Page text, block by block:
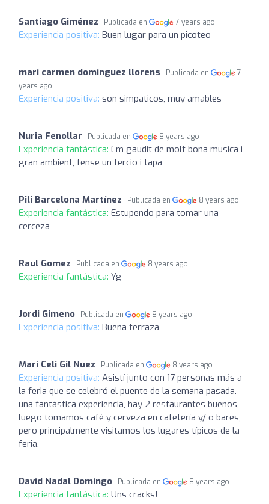
Santiago Giménez Publicada en 7 years ago
Experiencia positiva: Buen lugar para un picoteo
mari carmen dominguez llorens Publicada en
7
years ago
Experiencia positiva: son simpaticos, muy amables
Nuria Fenollar Publicada en 8 years ago
Experiencia fantástica: Em gaudit de molt bona musica i
gran ambient, fense un tercio i tapa
Pili Barcelona Martínez Publicada en 8 years ago
Experiencia fantástica: Estupendo para tomar una
cerceza
Raul Gomez Publicada en 8 years ago
Experiencia fantástica: Yg
Jordi Gimeno Publicada en 8 years ago
Experiencia positiva: Buena terraza
Mari Celi Gil Nuez Publicada en 8 years ago
Experiencia positiva: Asistí junto con 17 personas más a
la feria que se celebró el puente de la semana pasada.
una fantástica experiencia, hay 2 restaurantes buenos,
luego tomamos café y cerveza en cafetería y/ o bares,
pero principalmente visitamos los lugares típicos de la
feria.
David Nadal Domingo Publicada en 8 years ago
Experiencia fantástica: Uns cracks!